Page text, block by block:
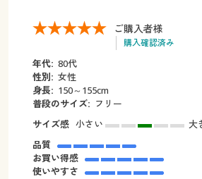
ご購入者様
購入確認済み
年代: 80代
性別: 女性
身長: 150～155cm
普段のサイズ: フリー
サイズ感 小さい
大
品質
お買い得感
使いやすさ